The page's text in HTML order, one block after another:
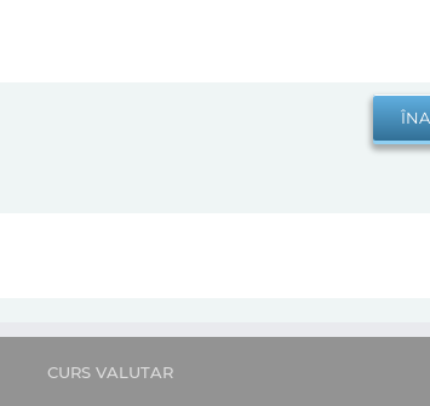
CURS VALUTAR